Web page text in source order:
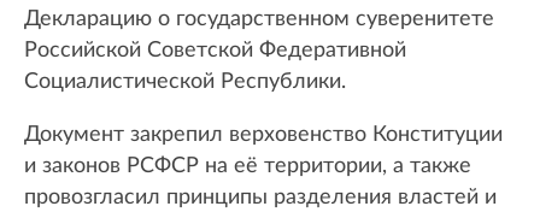
Декларацию о государственном суверенитете
Российской Советской Федеративной
Социалистической Республики.
Документ закрепил верховенство Конституции
и законов РСФСР на её территории, а также
провозгласил принципы разделения властей и